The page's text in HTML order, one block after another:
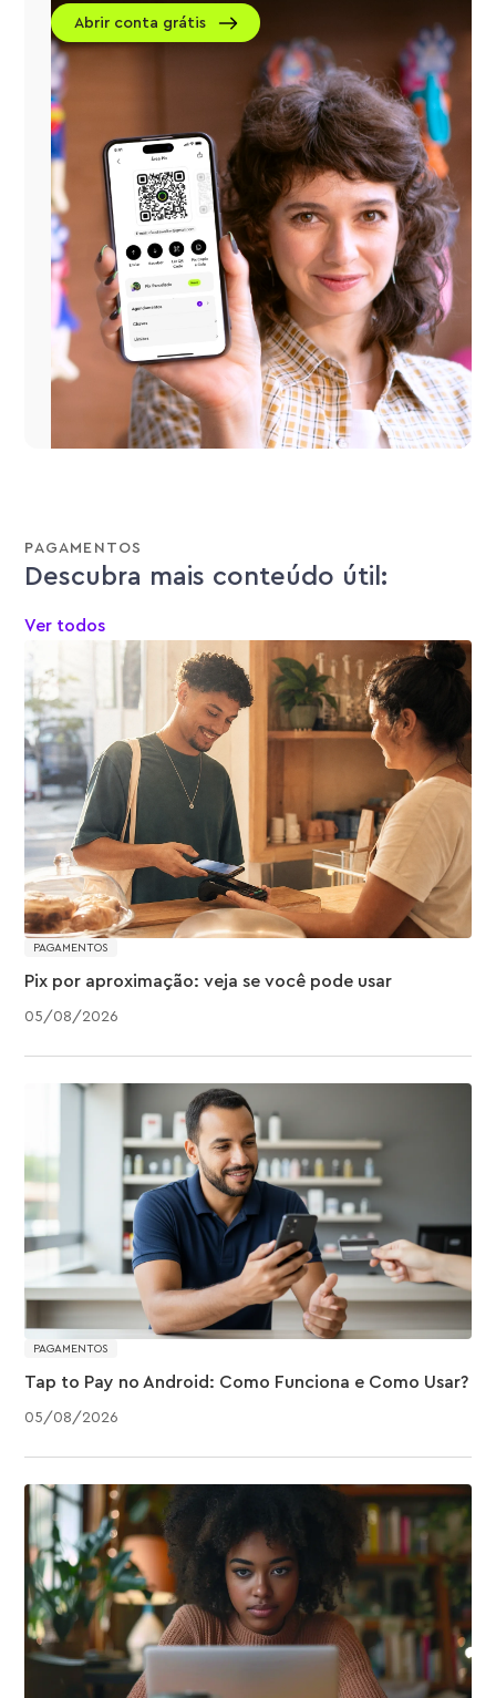
Abrir conta grátis
PAGAMENTOS
Descubra mais conteúdo útil:
Ver todos
PAGAMENTOS
05/08/2026
Pix por aproximação: veja se você pode usar
PAGAMENTOS
05 /08 /2026
Tap to Pay no Android: Como Funciona e Como Usar?